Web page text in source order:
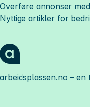
Overføre annonser
Nyttige artikler for
arbeidsplassen.no – en